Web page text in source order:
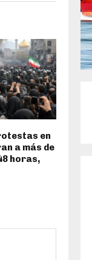
en
a más de
horas,